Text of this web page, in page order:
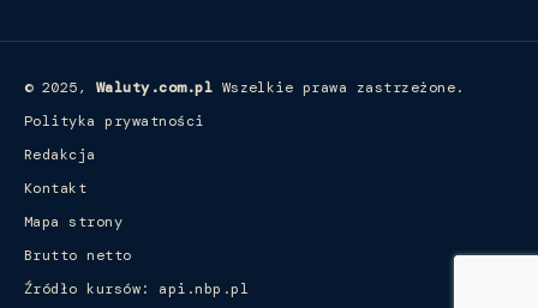
© 2025, Waluty.com.pl Wszelkie prawa zastrzeżone.
Polityka prywatności
Redakcja
Kontakt
Mapa strony
Brutto netto
Źródło kursów: api.nbp.pl